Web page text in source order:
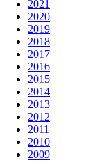
2021
2020
2019
2018
2017
2016
2015
2014
2013
2012
2011
2010
2009